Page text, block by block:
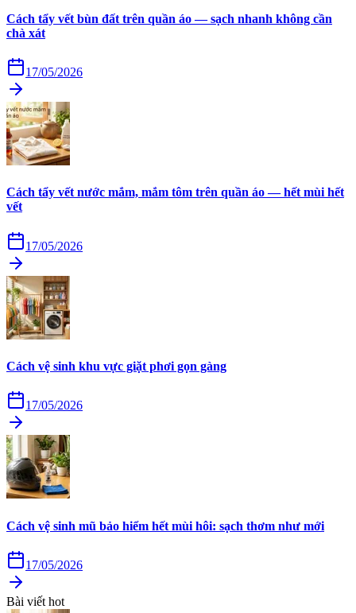
Cách tẩy vết bùn đất trên quần áo — sạch nhanh không cần
chà xát
17/05/2026
Cách tẩy vết nước mắm, mắm tôm trên quần áo — hết mùi hết
vết
17/05/2026
Cách vệ sinh khu vực giặt phơi gọn gàng
17/05/2026
Cách vệ sinh mũ bảo hiểm hết mùi hôi: sạch thơm như mới
17/05/2026
Bài viết hot